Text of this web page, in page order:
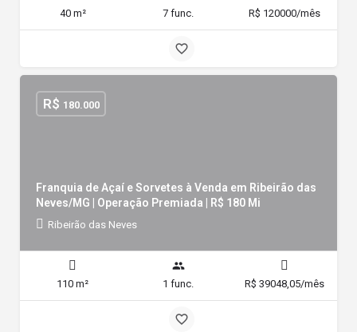
40 m² 7 func. R$ 120000/mês
Franquia de Açaí e Sorvetes à Venda em Ribeirão das
Neves/MG | Operação Premiada | R$ 180 Mi
Ribeirão das Neves
R$ 180.000
110 m² 1 func. R$ 39048,05/mês